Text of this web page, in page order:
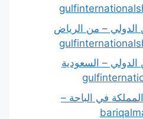
الدولي – من الرياض
الدولي – السعودية
في الباحة –